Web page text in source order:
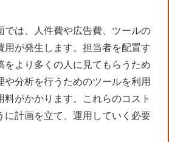
では、人件費や広告費、ツールの
用が発生します。担当者を配置す
をより多くの人に見てもらうため
や分析を行うためのツールを利用
料がかかります。これらのコスト
に計画を立て、運用していく必要